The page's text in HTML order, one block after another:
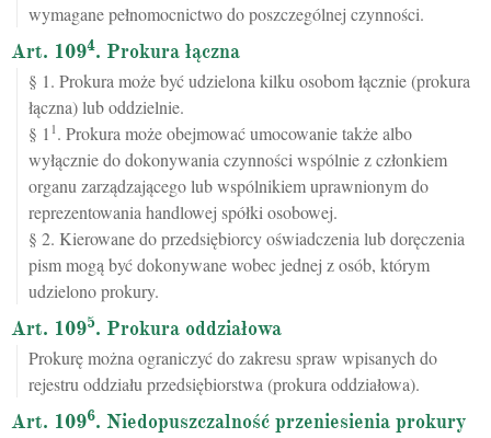
wymagane pełnomocnictwo do poszczególnej czynności.
Art. 1094. Prokura łączna
§ 1. Prokura może być udzielona kilku osobom łącznie (prokura
łączna) lub oddzielnie.
§ 1 1. Prokura może obejmować umocowanie także albo
wyłącznie do dokonywania czynności wspólnie z członkiem
organu zarządzającego lub wspólnikiem uprawnionym do
reprezentowania handlowej spółki osobowej.
§ 2. Kierowane do przedsiębiorcy oświadczenia lub doręczenia
pism mogą być dokonywane wobec jednej z osób, którym
udzielono prokury.
Art. 1095. Prokura oddziałowa
Prokurę można ograniczyć do zakresu spraw wpisanych do
rejestru oddziału przedsiębiorstwa (prokura oddziałowa).
Art. 1096. Niedopuszczalność przeniesienia prokury